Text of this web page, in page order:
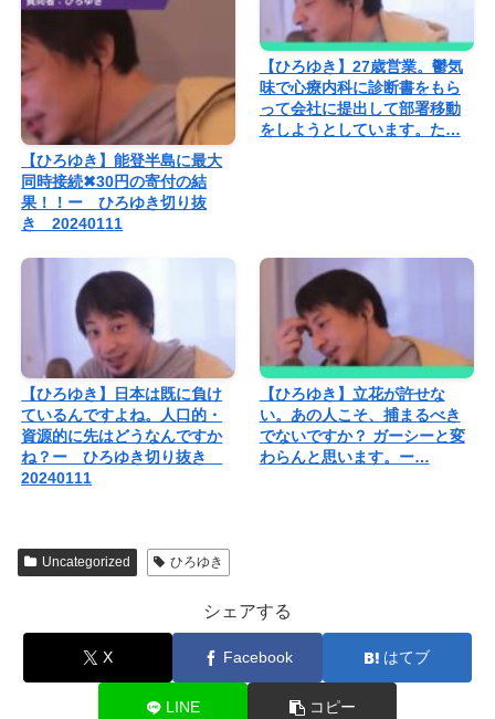
【ひろゆき】能登半島に最大
同時接続✖︎30円の寄付の結
果！！ー ひろゆき切り抜
き 20240111
【ひろゆき】27歳営業。鬱気
味で心療内科に診断書をもら
って会社に提出して部署移動
をしようとしています。た…
【ひろゆき】日本は既に負け
ているんですよね。人口的・
資源的に先はどうなんですか
ね？ー ひろゆき切り抜き
20240111
【ひろゆき】立花が許せな
い。あの人こそ、捕まるべき
でないですか？ ガーシーと変
わらんと思います。ー…
Uncategorized ひろゆき
シェアする
X Facebook はてブ
LINE コピー